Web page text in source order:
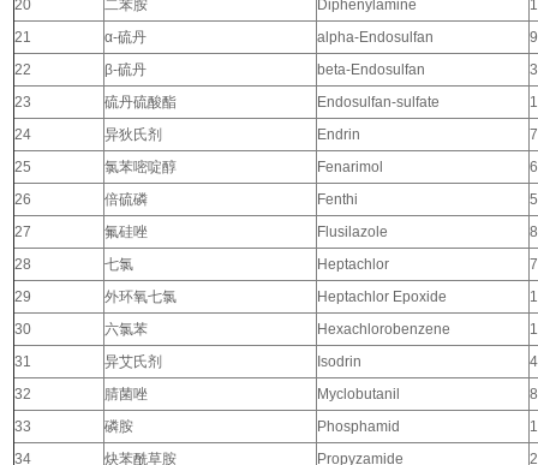
20
二苯胺 Diphenylamine
21
α-硫丹 alpha-Endosulfan
22
β-硫丹 beta-Endosulfan
23
硫丹硫酸酯 Endosulfan-sulfate
24
异狄氏剂 Endrin
25
氯苯嘧啶醇 Fenarimol
26
倍硫磷 Fenthi
27
氟硅唑 Flusilazole
28
七氯 Heptachlor
29
外环氧七氯 Heptachlor Epoxide
30
六氯苯 Hexachlorobenzene
31
异艾氏剂 Isodrin
32
腈菌唑 Myclobutanil
33
磷胺 Phosphamid
34
炔苯酰草胺 Propyzamide